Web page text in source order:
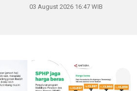
03 August 2026 16:47 WIB